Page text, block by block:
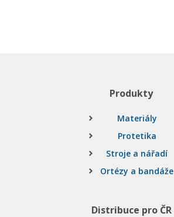
Produkty
Materiály
Protetika
Stroje a nářadí
Ortézy a bandáže
Distribuce pro ČR